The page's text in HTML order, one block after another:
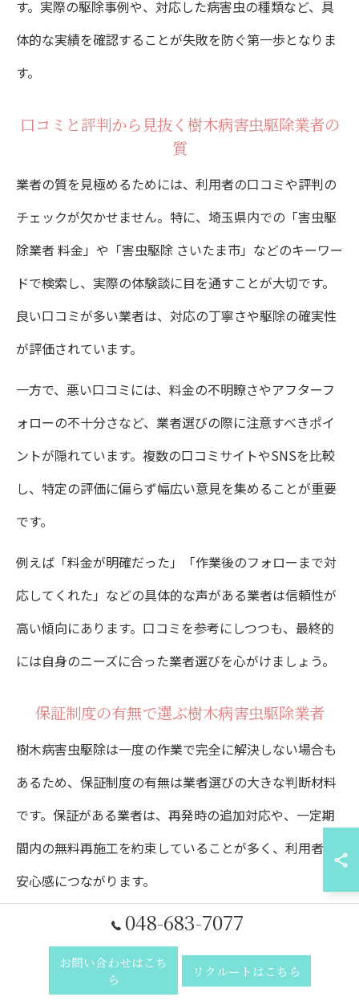
す。実際の駆除事例や、対応した病害虫の種類など、具
体的な実績を確認することが失敗を防ぐ第一歩となりま
す。
口コミと評判から見抜く樹木病害虫駆除業者の
質
業者の質を見極めるためには、利用者の口コミや評判の
チェックが欠かせません。特に、埼玉県内での「害虫駆
除業者 料金」や「害虫駆除 さいたま市」などのキーワー
ドで検索し、実際の体験談に目を通すことが大切です。
良い口コミが多い業者は、対応の丁寧さや駆除の確実性
が評価されています。
一方で、悪い口コミには、料金の不明瞭さやアフターフ
ォローの不十分さなど、業者選びの際に注意すべきポイ
ントが隠れています。複数の口コミサイトやSNSを比較
し、特定の評価に偏らず幅広い意見を集めることが重要
です。
例えば「料金が明確だった」「作業後のフォローまで対
応してくれた」などの具体的な声がある業者は信頼性が
高い傾向にあります。口コミを参考にしつつも、最終的
には自身のニーズに合った業者選びを心がけましょう。
保証制度の有無で選ぶ樹木病害虫駆除業者
樹木病害虫駆除は一度の作業で完全に解決しない場合も
あるため、保証制度の有無は業者選びの大きな判断材料
です。保証がある業者は、再発時の追加対応や、一定期
間内の無料再施工を約束していることが多く、利用者の
安心感につながります。
保証内容には業者ごとに違いがあるため、契約前に「ど
の範囲まで保証されるのか」「期間は何ヶ月か」など、
細かな条件を確認することが重要です。特に埼玉県のよ
048-683-7077
お問い合わせはこち
ら
リクルートはこちら